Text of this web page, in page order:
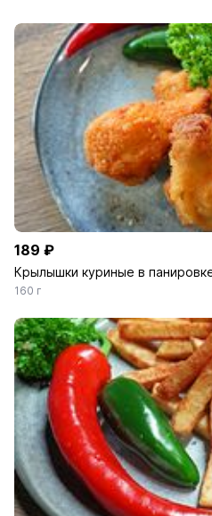
189 ₽
Крылышки куриные в
160 г